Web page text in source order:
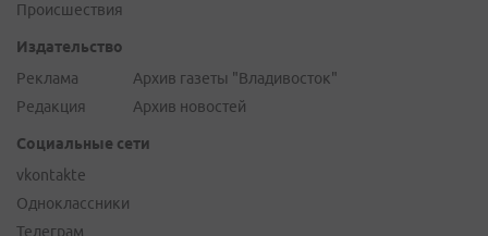
Происшествия
Издательство
Реклама
Редакция
Архив газеты "Владивосток"
Архив новостей
Социальные сети
vkontakte
Одноклассники
Телеграм